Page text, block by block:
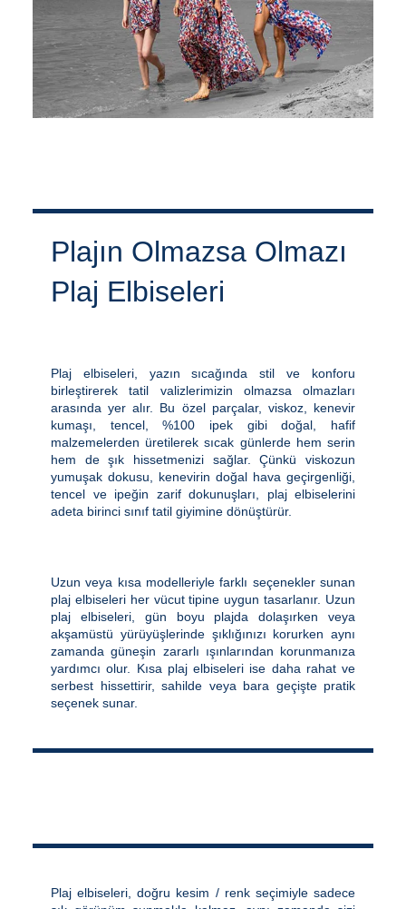
Plajın Olmazsa Olmazı
Plaj Elbiseleri
Plaj elbiseleri, yazın sıcağında stil ve konforu
birleştirerek tatil valizlerimizin olmazsa olmazları
arasında yer alır. Bu özel parçalar, viskoz, kenevir
kumaşı, tencel, %100 ipek gibi doğal, hafif
malzemelerden üretilerek sıcak günlerde hem serin
hem de şık hissetmenizi sağlar. Çünkü viskozun
yumuşak dokusu, kenevirin doğal hava geçirgenliği,
tencel ve ipeğin zarif dokunuşları, plaj elbiselerini
adeta birinci sınıf tatil giyimine dönüştürür.
Uzun veya kısa modelleriyle farklı seçenekler sunan
plaj elbiseleri her vücut tipine uygun tasarlanır. Uzun
plaj elbiseleri, gün boyu plajda dolaşırken veya
akşamüstü yürüyüşlerinde şıklığınızı korurken aynı
zamanda güneşin zararlı ışınlarından korunmanıza
yardımcı olur. Kısa plaj elbiseleri ise daha rahat ve
serbest hissettirir, sahilde veya bara geçişte pratik
seçenek sunar.
Plaj elbiseleri, doğru kesim / renk seçimiyle sadece